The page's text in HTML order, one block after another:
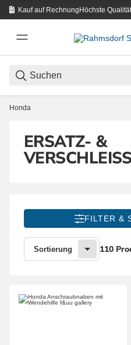
Kauf auf RechnungHöchste Qualität
Honda
ERSATZ- &
FILTER &
Sortierung 110